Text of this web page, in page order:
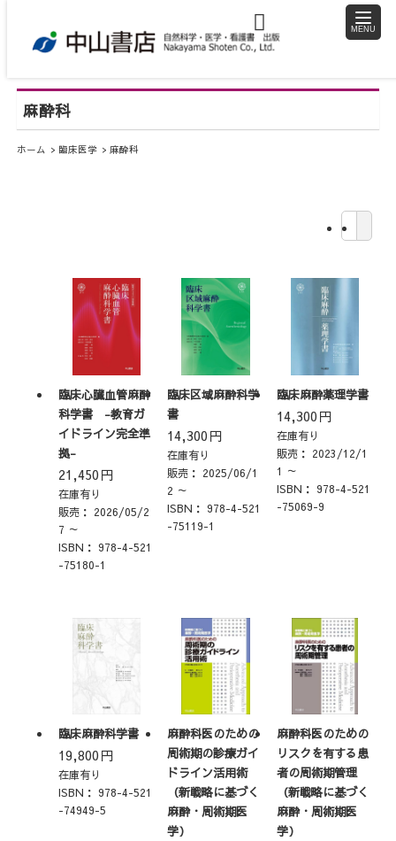
toggle
麻酔科
ホーム 臨床医学 麻酔科
臨床心臓血管麻酔
科学書 -教育ガ
イドライン完全準
拠-
21,450円
在庫有り
販売： 2026/05/2
7 ～
ISBN： 978-4-521
-75180-1
臨床区域麻酔科学
書
14,300円
在庫有り
販売： 2025/06/1
2 ～
ISBN： 978-4-521
-75119-1
臨床麻酔薬理学書
14,300円
在庫有り
販売： 2023/12/1
1 ～
ISBN： 978-4-521
-75069-9
臨床麻酔科学書
19,800円
在庫有り
ISBN： 978-4-521
-74949-5
麻酔科医のための
周術期の診療ガイ
ドライン活用術
（新戦略に基づく
麻酔・周術期医
学）
麻酔科医のための
リスクを有する患
者の周術期管理
（新戦略に基づく
麻酔・周術期医
学）